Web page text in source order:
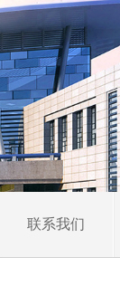
联系我们